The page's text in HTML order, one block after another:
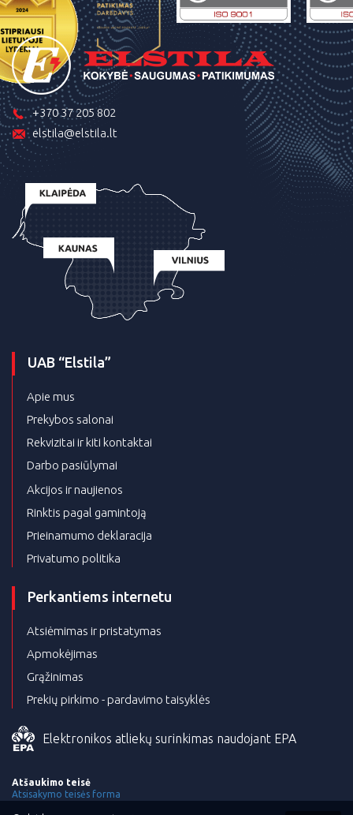
+370 37 205 802
elstila@elstila.lt
UAB “Elstila”
Apie mus
Prekybos salonai
Rekvizitai ir kiti kontaktai
Darbo pasiūlymai
Akcijos ir naujienos
Rinktis pagal gamintoją
Prieinamumo deklaracija
Privatumo politika
Perkantiems internetu
Atsiėmimas ir pristatymas
Apmokėjimas
Grąžinimas
Prekių pirkimo - pardavimo taisyklės
Elektronikos atliekų surinkimas naudojant EPA
Atšaukimo teisė
Atsisakymo teisės forma